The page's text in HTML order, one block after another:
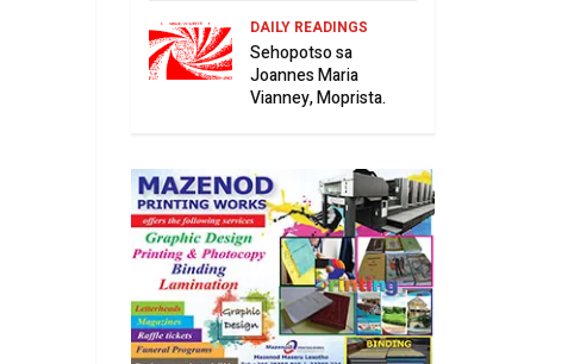
DAILY READINGS
Sehopotso sa
Joannes Maria
Vianney, Moprista.